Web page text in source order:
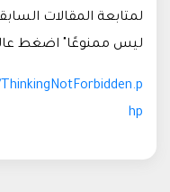
لمتابعة المقالات
ليس ممنوعًا" اضغط
hp